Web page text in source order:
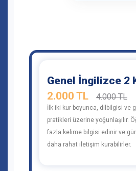
Genel İngilizce 2
2.000 TL
4.000 TL
İlk iki kur boyunca, dilbilgisi ve
pratikleri üzerine yoğunlaşılır.
fazla kelime bilgisi edinir ve
daha rahat iletişim kurabilirler.